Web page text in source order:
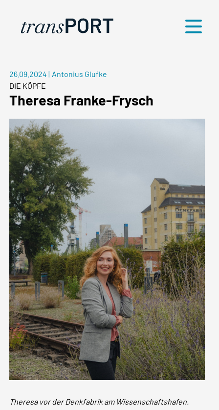
Menü
26.09.2024 | Antonius Glufke
DIE KÖPFE
Theresa Franke-Frysch
Theresa vor der Denkfabrik am Wissenschaftshafen.